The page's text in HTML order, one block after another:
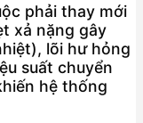
phải thay mới
xả nặng gây
lõi hư hỏng
suất chuyển
hệ thống